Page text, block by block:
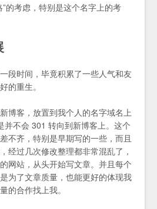
的考虑，特别是这个名字上的考
段时间，毕竟积累了一些人气和友
的重生。
博客，放置到我个人的名字域名上
并不会 301 转向到新博客上。这个
不齐，特别是早期写的一些，而且
经过几次修改整理都非常混乱了，
网站，从头开始写文章。并且每个
为了文章质量，也能更好的体现我
的合作找上我。